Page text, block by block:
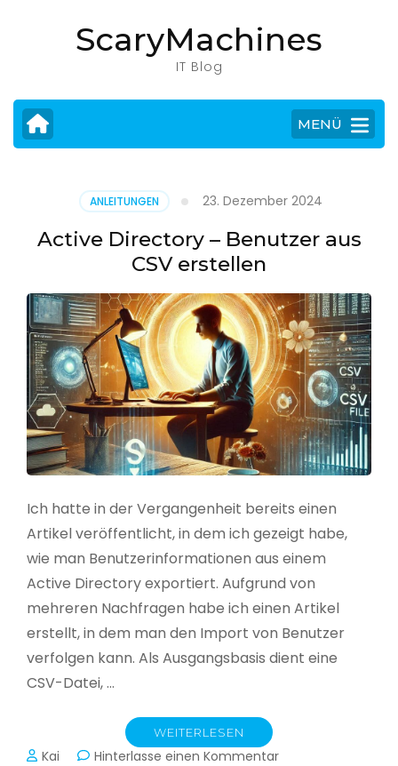
drücken)
ScaryMachines
IT Blog
MENÜ
ANLEITUNGEN 23. Dezember 2024
Active Directory – Benutzer aus
CSV erstellen
Ich hatte in der Vergangenheit bereits einen
Artikel veröffentlicht, in dem ich gezeigt habe,
wie man Benutzerinformationen aus einem
Active Directory exportiert. Aufgrund von
mehreren Nachfragen habe ich einen Artikel
erstellt, in dem man den Import von Benutzer
verfolgen kann. Als Ausgangsbasis dient eine
CSV-Datei, …
WEITERLESEN
Kai Hinterlasse einen Kommentarzu